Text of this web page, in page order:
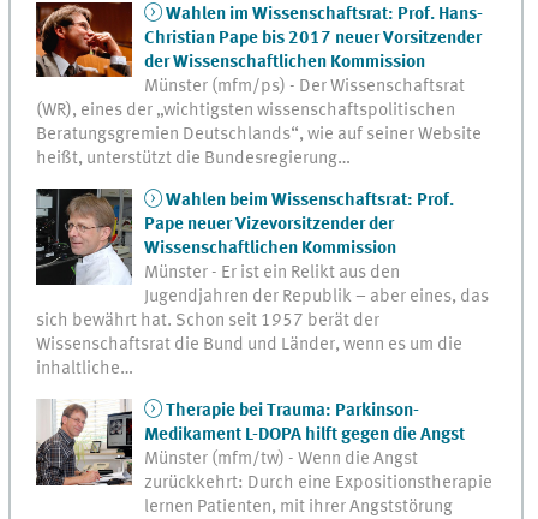
Wahlen im Wissenschaftsrat: Prof. Hans-
Christian Pape bis 2017 neuer Vorsitzender
der Wissenschaftlichen Kommission
Münster (mfm/ps) - Der Wissenschaftsrat
(WR), eines der „wichtigsten wissenschaftspolitischen
Beratungsgremien Deutschlands“, wie auf seiner Website
heißt, unterstützt die Bundesregierung…
Wahlen beim Wissenschaftsrat: Prof.
Pape neuer Vizevorsitzender der
Wissenschaftlichen Kommission
Münster - Er ist ein Relikt aus den
Jugendjahren der Republik – aber eines, das
sich bewährt hat. Schon seit 1957 berät der
Wissenschaftsrat die Bund und Länder, wenn es um die
inhaltliche…
Therapie bei Trauma: Parkinson-
Medikament L-DOPA hilft gegen die Angst
Münster (mfm/tw) - Wenn die Angst
zurückkehrt: Durch eine Expositionstherapie
lernen Patienten, mit ihrer Angststörung